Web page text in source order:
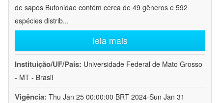
de sapos Bufonidae contém cerca de 49 gêneros e 592
espécies distrib...
leia mais
Instituição/UF/País: Universidade Federal de Mato Grosso
- MT - Brasil
Vigência: Thu Jan 25 00:00:00 BRT 2024-Sun Jan 31